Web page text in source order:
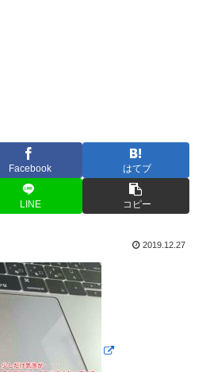
Facebook はてブ
LINE コピー
2019.12.27